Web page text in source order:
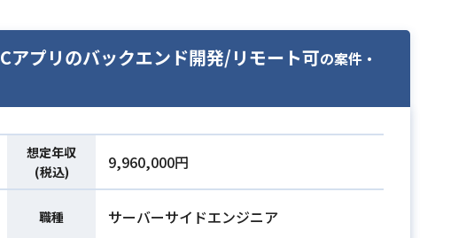
プリのバックエンド開発/リモート可の案件・
想定年収
(税込)
9,960,000円
職種 サーバーサイドエンジニア